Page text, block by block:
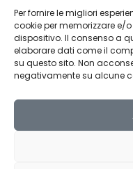
Per fornire le migliori
cookie per memorizzare e/
dispositivo. Il consenso a
elaborare dati come il
su questo sito. Non
negativamente su alcune